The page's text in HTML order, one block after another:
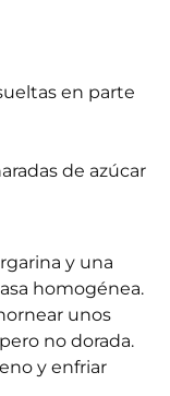
en parte
de azúcar
y una
homogénea.
unos
no dorada.
y enfriar